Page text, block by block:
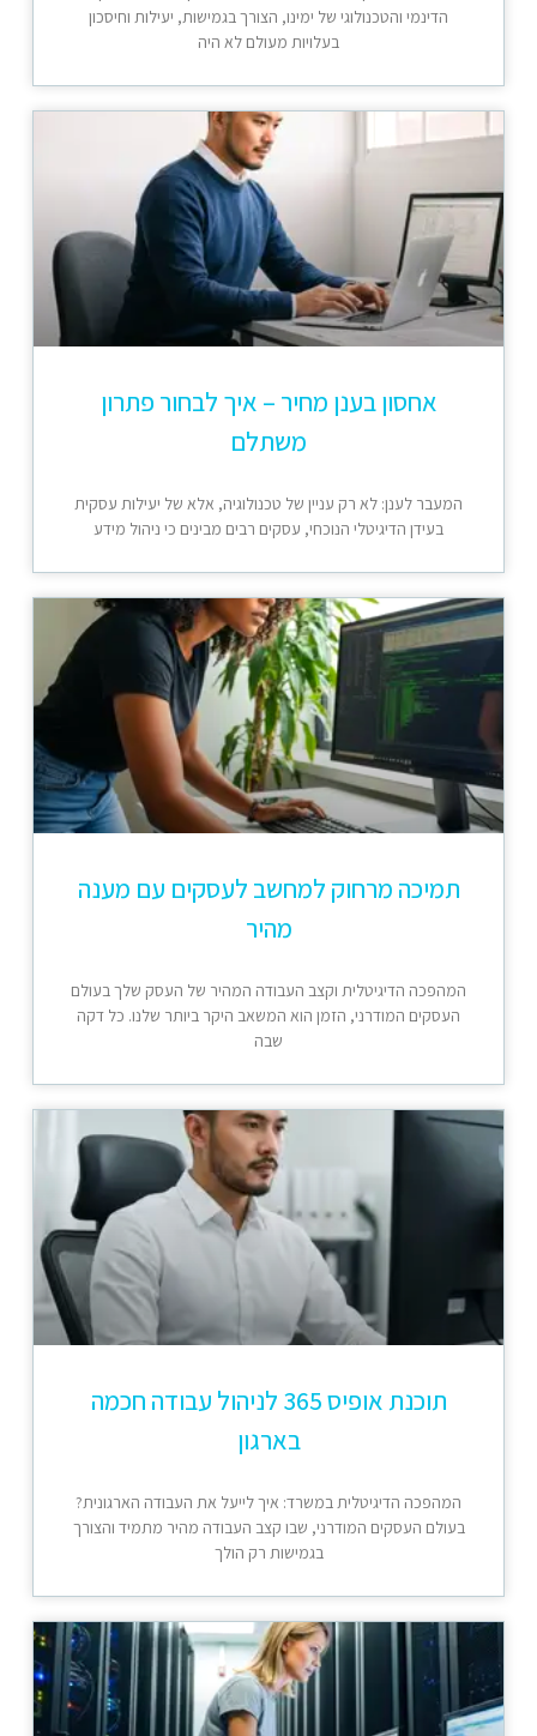
הדינמי והטכנולוגי של ימינו, הצורך בגמישות, יעילות וחיסכון
בעלויות מעולם לא היה
אחסון בענן מחיר – איך לבחור פתרון
משתלם
המעבר לענן: לא רק עניין של טכנולוגיה, אלא של יעילות עסקית
בעידן הדיגיטלי הנוכחי, עסקים רבים מבינים כי ניהול מידע
תמיכה מרחוק למחשב לעסקים עם מענה
מהיר
המהפכה הדיגיטלית וקצב העבודה המהיר של העסק שלך בעולם
העסקים המודרני, הזמן הוא המשאב היקר ביותר שלנו. כל דקה
שבה
תוכנת אופיס 365 לניהול עבודה חכמה
בארגון
המהפכה הדיגיטלית במשרד: איך לייעל את העבודה הארגונית?
בעולם העסקים המודרני, שבו קצב העבודה מהיר מתמיד והצורך
בגמישות רק הולך